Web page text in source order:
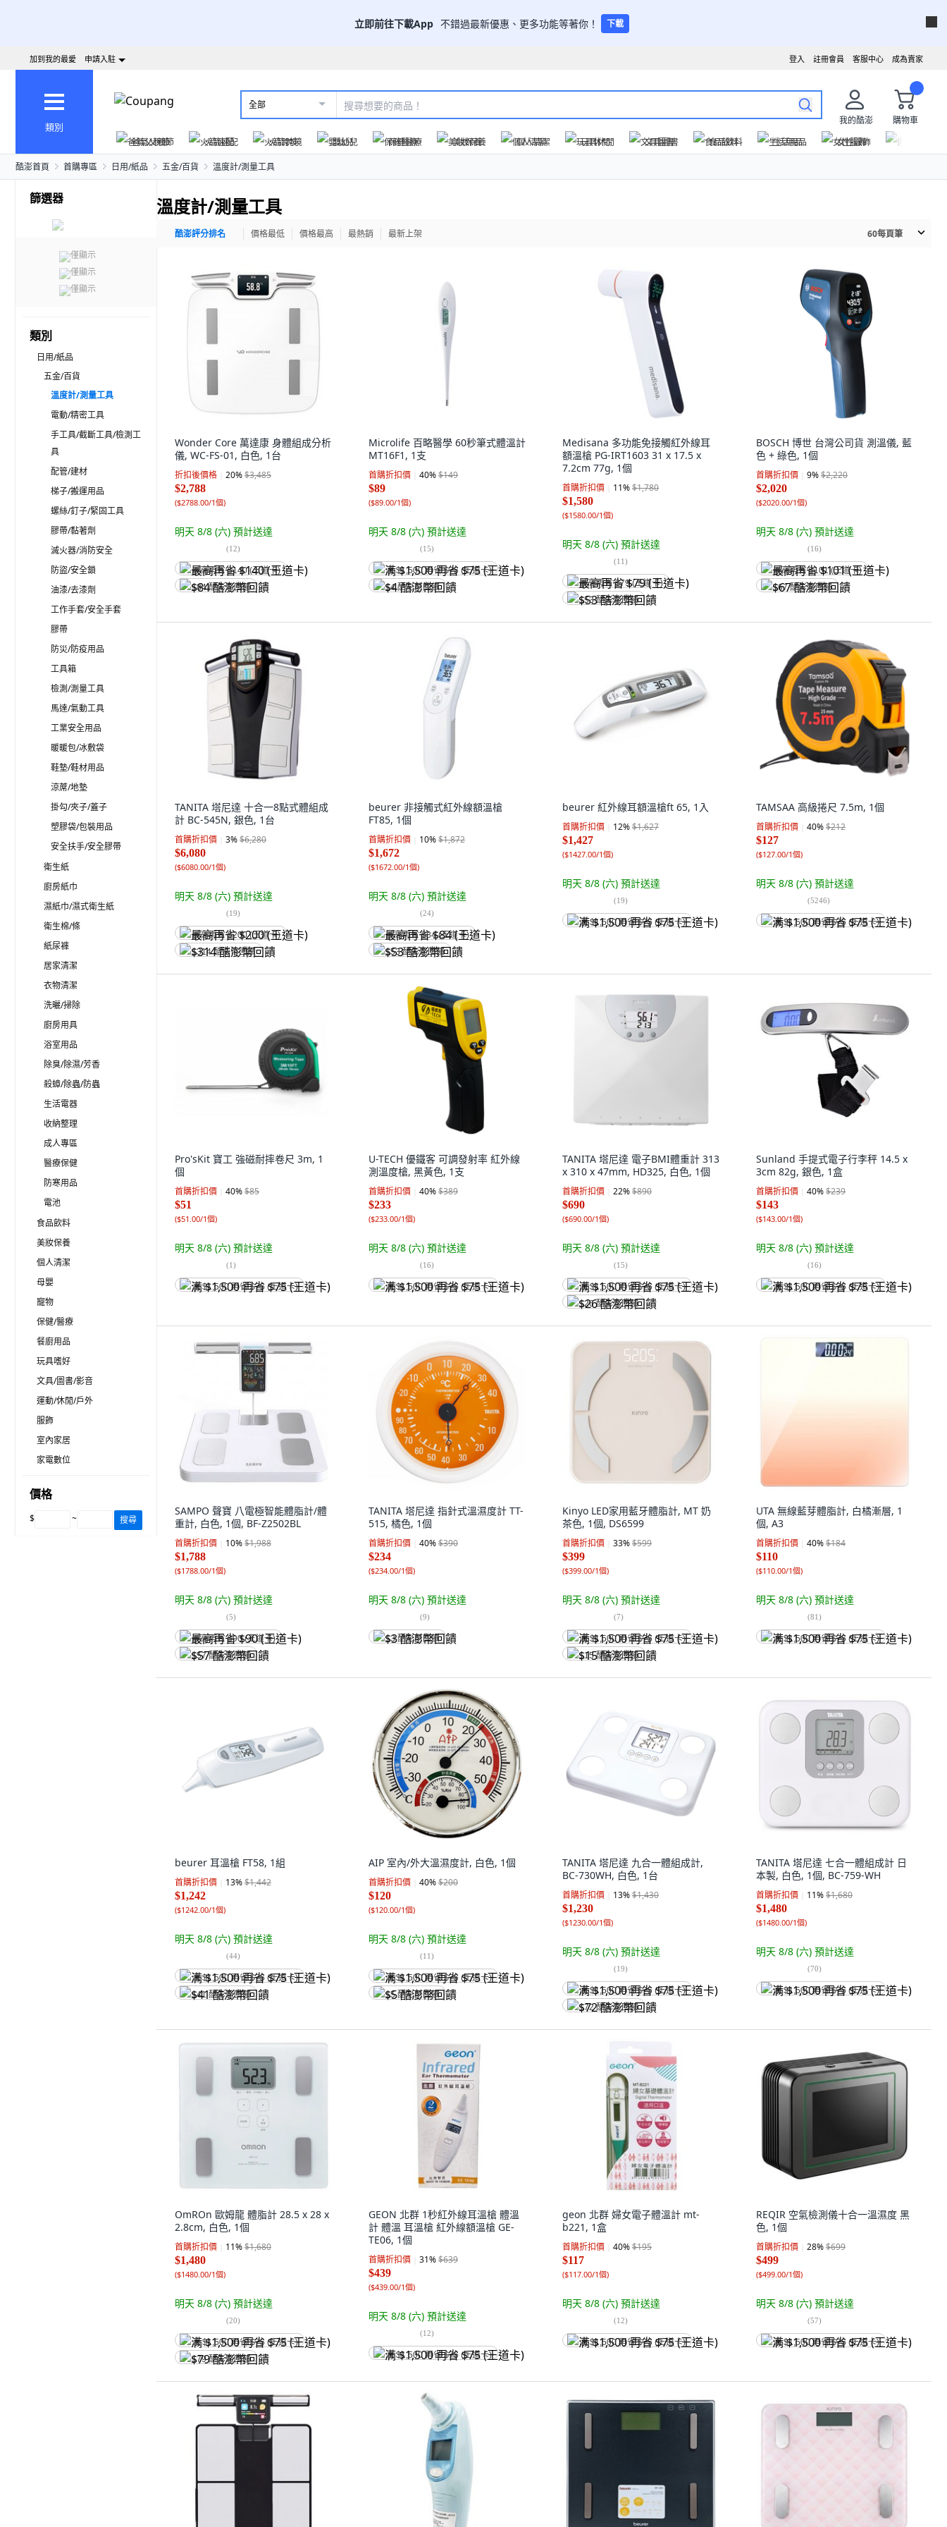
立即前往下載App 不錯過最新優惠、更多功能等著你！ 下載
成為賣家
客服中心
註冊會員
登入
加到我的最愛 申請入駐
類別
全部
我的酷澎
購物車
爸氣父親節
火箭速配 火箭跨境 嬰幼兒 保健醫療 美妝保養 個人清潔 玩具休閒 文具圖書 食品飲料 生活用品 女性服飾
酷澎首頁 首購專區 日用/紙品 五金/百貨 溫度計/測量工具
篩選器
僅顯示
僅顯示
僅顯示
類別
日用/紙品
五金/百貨
溫度計/測量工具
電動/精密工具
手工具/截斷工具/檢測工
具
配管/建材
梯子/搬運用品
螺絲/釘子/緊固工具
膠帶/黏著劑
滅火器/消防安全
防盜/安全鎖
油漆/去漆劑
工作手套/安全手套
膠帶
防災/防疫用品
工具箱
檢測/測量工具
馬達/氣動工具
工業安全用品
暖暖包/冰敷袋
鞋墊/鞋材用品
涼蓆/地墊
掛勾/夾子/蓋子
塑膠袋/包裝用品
安全扶手/安全膠帶
衛生紙
廚房紙巾
濕紙巾/濕式衛生紙
衛生棉/條
紙尿褲
居家清潔
衣物清潔
洗曬/掃除
廚房用具
浴室用品
除臭/除濕/芳香
殺蟑/除蟲/防蟲
生活電器
收納整理
成人專區
醫療保健
防寒用品
電池
食品飲料
美妝保養
個人清潔
母嬰
寵物
保健/醫療
餐廚用品
玩具嗜好
文具/圖書/影音
運動/休閒/戶外
服飾
室內家居
家電數位
價格
$ ~ 搜尋
溫度計/測量工具
酷澎評分排名 價格最低 價格最高 最熱銷 最新上架 60每頁筆
Wonder Core 萬達康 身體組成分析
儀, WC-FS-01, 白色, 1台
折扣後價格 20%$3,485
$2,788
($2788.00/1個)
明天 8/8 (六) 預計送達
(12)
最高再省 $140 (王道卡)
$84 酷澎幣回饋
Microlife 百略醫學 60秒筆式體溫計
MT16F1, 1支
首購折扣價 40%$149
$89
($89.00/1個)
明天 8/8 (六) 預計送達
(15)
满 $1,500 再省 $75 (王道卡)
$4 酷澎幣回饋
Medisana 多功能免接觸紅外線耳
額溫槍 PG-IRT1603 31 x 17.5 x
7.2cm 77g, 1個
首購折扣價 11%$1,780
$1,580
($1580.00/1個)
明天 8/8 (六) 預計送達
(11)
最高再省 $79 (王道卡)
$53 酷澎幣回饋
BOSCH 博世 台灣公司貨 測溫儀, 藍
色 + 綠色, 1個
首購折扣價 9%$2,220
$2,020
($2020.00/1個)
明天 8/8 (六) 預計送達
(16)
最高再省 $101 (王道卡)
$67 酷澎幣回饋
TANITA 塔尼達 十合一8點式體組成
計 BC-545N, 銀色, 1台
首購折扣價 3%$6,280
$6,080
($6080.00/1個)
明天 8/8 (六) 預計送達
(19)
最高再省 $200 (王道卡)
$314 酷澎幣回饋
beurer 非接觸式紅外線額溫槍
FT85, 1個
首購折扣價 10%$1,872
$1,672
($1672.00/1個)
明天 8/8 (六) 預計送達
(24)
最高再省 $84 (王道卡)
$53 酷澎幣回饋
beurer 紅外線耳額溫槍ft 65, 1入
首購折扣價 12%$1,627
$1,427
($1427.00/1個)
明天 8/8 (六) 預計送達
(19)
满 $1,500 再省 $75 (王道卡)
TAMSAA 高級捲尺 7.5m, 1個
首購折扣價 40%$212
$127
($127.00/1個)
明天 8/8 (六) 預計送達
(5246)
满 $1,500 再省 $75 (王道卡)
Pro'sKit 寶工 強磁耐摔卷尺 3m, 1
個
首購折扣價 40%$85
$51
($51.00/1個)
明天 8/8 (六) 預計送達
(1)
满 $1,500 再省 $75 (王道卡)
U-TECH 優鐵客 可調發射率 紅外線
測溫度槍, 黑黃色, 1支
首購折扣價 40%$389
$233
($233.00/1個)
明天 8/8 (六) 預計送達
(16)
满 $1,500 再省 $75 (王道卡)
TANITA 塔尼達 電子BMI體重計 313
x 310 x 47mm, HD325, 白色, 1個
首購折扣價 22%$890
$690
($690.00/1個)
明天 8/8 (六) 預計送達
(15)
满 $1,500 再省 $75 (王道卡)
$26 酷澎幣回饋
Sunland 手提式電子行李秤 14.5 x
3cm 82g, 銀色, 1盒
首購折扣價 40%$239
$143
($143.00/1個)
明天 8/8 (六) 預計送達
(16)
满 $1,500 再省 $75 (王道卡)
SAMPO 聲寶 八電極智能體脂計/體
重計, 白色, 1個, BF-Z2502BL
首購折扣價 10%$1,988
$1,788
($1788.00/1個)
明天 8/8 (六) 預計送達
(5)
最高再省 $90 (王道卡)
$57 酷澎幣回饋
TANITA 塔尼達 指針式溫濕度計 TT-
515, 橘色, 1個
首購折扣價 40%$390
$234
($234.00/1個)
明天 8/8 (六) 預計送達
(9)
$3 酷澎幣回饋
Kinyo LED家用藍牙體脂計, MT 奶
茶色, 1個, DS6599
首購折扣價 33%$599
$399
($399.00/1個)
明天 8/8 (六) 預計送達
(7)
满 $1,500 再省 $75 (王道卡)
$15 酷澎幣回饋
UTA 無線藍芽體脂計, 白橘漸層, 1
個, A3
首購折扣價 40%$184
$110
($110.00/1個)
明天 8/8 (六) 預計送達
(81)
满 $1,500 再省 $75 (王道卡)
beurer 耳溫槍 FT58, 1組
首購折扣價 13%$1,442
$1,242
($1242.00/1個)
明天 8/8 (六) 預計送達
(44)
满 $1,500 再省 $75 (王道卡)
$41 酷澎幣回饋
AIP 室內/外大溫濕度計, 白色, 1個
首購折扣價 40%$200
$120
($120.00/1個)
明天 8/8 (六) 預計送達
(11)
满 $1,500 再省 $75 (王道卡)
$5 酷澎幣回饋
TANITA 塔尼達 九合一體組成計,
BC-730WH, 白色, 1台
首購折扣價 13%$1,430
$1,230
($1230.00/1個)
明天 8/8 (六) 預計送達
(19)
满 $1,500 再省 $75 (王道卡)
$72 酷澎幣回饋
TANITA 塔尼達 七合一體組成計 日
本製, 白色, 1個, BC-759-WH
首購折扣價 11%$1,680
$1,480
($1480.00/1個)
明天 8/8 (六) 預計送達
(70)
满 $1,500 再省 $75 (王道卡)
OmROn 歐姆龍 體脂計 28.5 x 28 x
2.8cm, 白色, 1個
首購折扣價 11%$1,680
$1,480
($1480.00/1個)
明天 8/8 (六) 預計送達
(20)
满 $1,500 再省 $75 (王道卡)
$79 酷澎幣回饋
GEON 北群 1秒紅外線耳溫槍 體溫
計 體溫 耳溫槍 紅外線額溫槍 GE-
TE06, 1個
首購折扣價 31%$639
$439
($439.00/1個)
明天 8/8 (六) 預計送達
(12)
满 $1,500 再省 $75 (王道卡)
geon 北群 婦女電子體溫計 mt-
b221, 1盒
首購折扣價 40%$195
$117
($117.00/1個)
明天 8/8 (六) 預計送達
(12)
满 $1,500 再省 $75 (王道卡)
REQIR 空氣檢測儀十合一溫濕度 黑
色, 1個
首購折扣價 28%$699
$499
($499.00/1個)
明天 8/8 (六) 預計送達
(57)
满 $1,500 再省 $75 (王道卡)